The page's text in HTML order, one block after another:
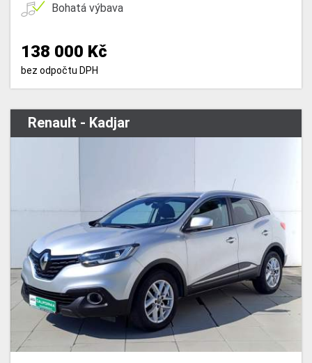
Bohatá výbava
138 000 Kč
bez odpočtu DPH
Renault - Kadjar